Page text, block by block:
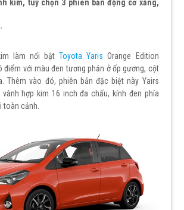
kim, tuỳ chọn 3 phiên bản động cơ xăng,
làm nổi bậtToyota Yaris Orange Edition
điểm với màu đen tương phản ở ốp gương, cột
Thêm vào đó, phiên bản đặc biệt này Yairs
hợp kim 16 inch đa chấu, kính đen phía
toàn cảnh.